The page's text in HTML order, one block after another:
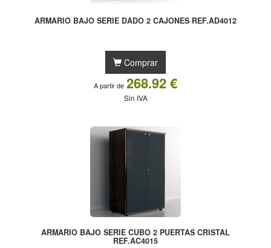
ARMARIO BAJO SERIE DADO 2 CAJONES REF.AD4012
Comprar
A partir de 268.92 €
Sin IVA
ARMARIO BAJO SERIE CUBO 2 PUERTAS CRISTAL
REF.AC4015